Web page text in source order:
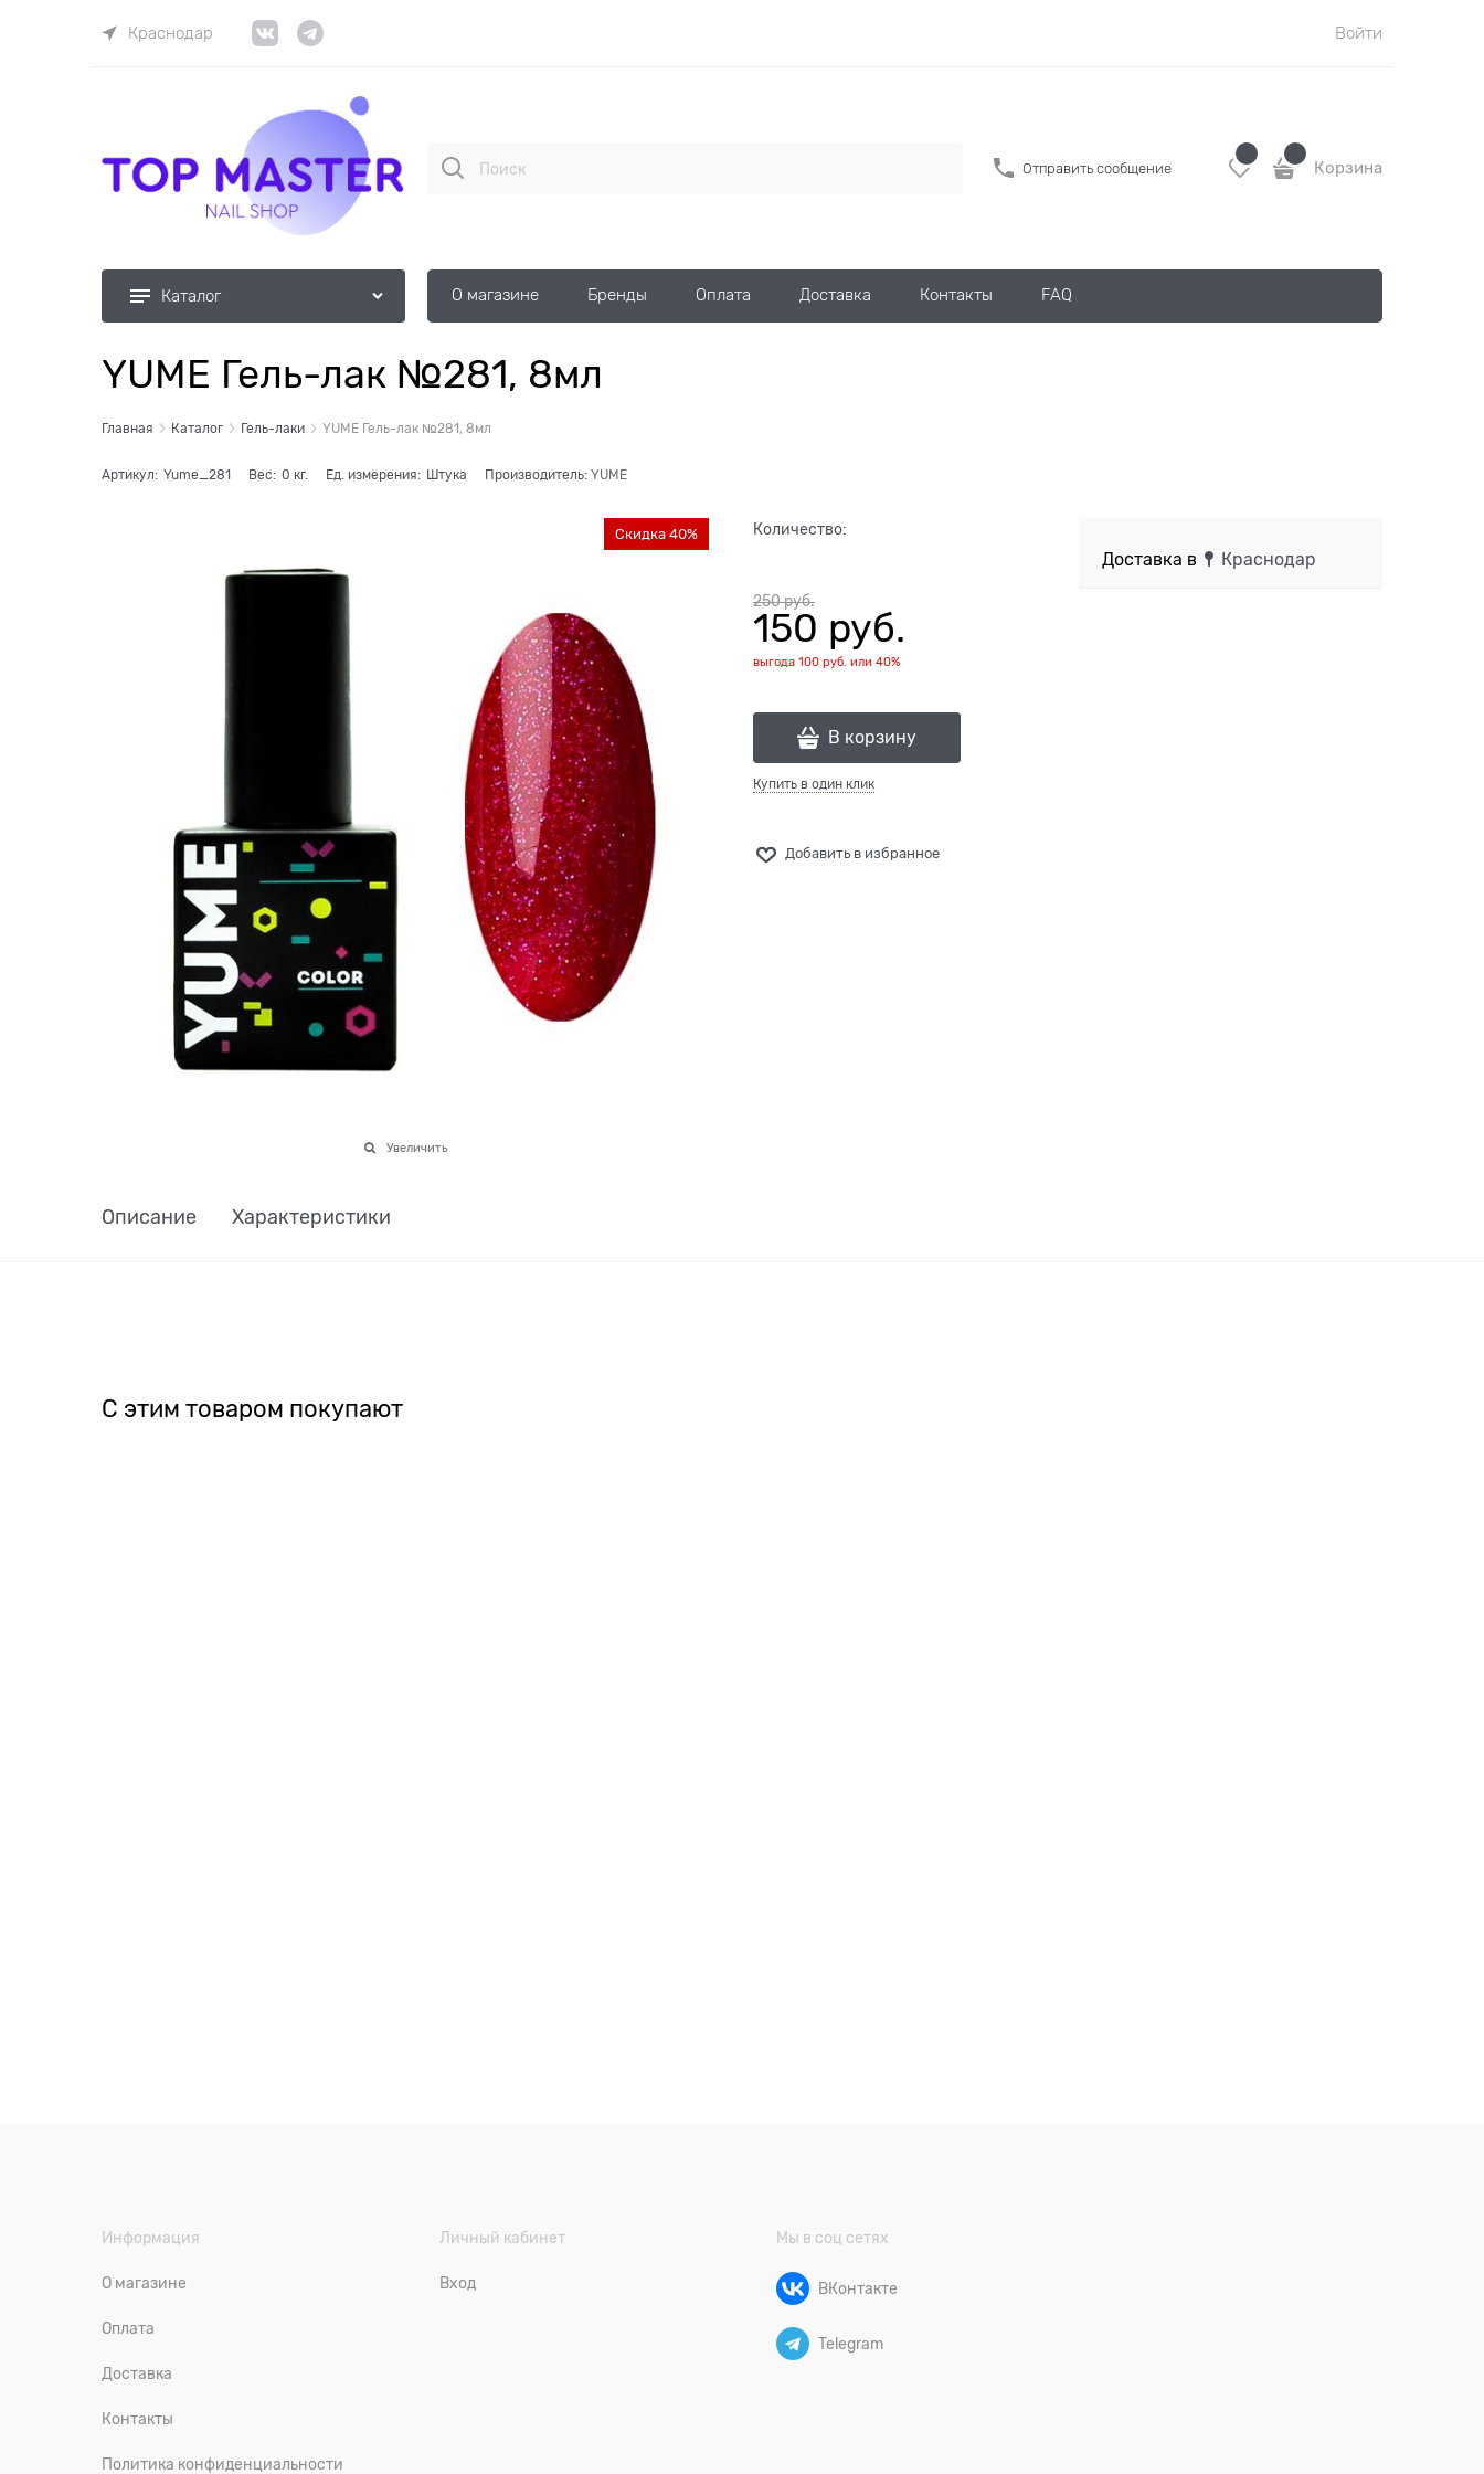
Краснодар Войти
Отправить сообщение Корзина
Каталог О магазине Бренды Оплата Доставка Контакты FAQ
YUME Гель-лак №281, 8мл
Главная Каталог Гель-лаки YUME Гель-лак №281, 8мл
Артикул: Yume_281 Вес: 0 кг. Ед. измерения: Штука Производитель: YUME
Скидка 40%
Увеличить
Количество:
250 руб.
150 руб.
выгода 100 руб. или 40%
В корзину
Купить в один клик
Добавить в избранное
Доставка в Краснодар
Описание Характеристики
С этим товаром покупают
Информация
О магазине
Оплата
Доставка
Контакты
Политика конфиденциальности
Личный кабинет
Вход
Мы в соц сетях
ВКонтакте
Telegram